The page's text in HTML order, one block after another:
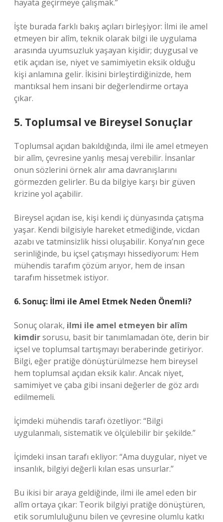
hayata geçirmeye çalışmak.”
İşte burada farklı bakış açıları birleşiyor: İlmi ile amel
etmeyen bir alîm, teknik olarak bilgi ile uygulama
arasında uyumsuzluk yaşayan kişidir; duygusal ve
etik açıdan ise, niyet ve samimiyetin eksik olduğu
kişi anlamına gelir. İkisini birleştirdiğinizde, hem
mantıksal hem insani bir değerlendirme ortaya
çıkar.
5. Toplumsal ve Bireysel Sonuçlar
Toplumsal açıdan bakıldığında, ilmi ile amel etmeyen
bir alîm, çevresine yanlış mesaj verebilir. İnsanlar
onun sözlerini örnek alır ama davranışlarını
görmezden gelirler. Bu da bilgiye karşı bir güven
krizine yol açabilir.
Bireysel açıdan ise, kişi kendi iç dünyasında çatışma
yaşar. Kendi bilgisiyle hareket etmediğinde, vicdan
azabı ve tatminsizlik hissi oluşabilir. Konya’nın gece
serinliğinde, bu içsel çatışmayı hissediyorum: Hem
mühendis tarafım çözüm arıyor, hem de insan
tarafım hissetmek istiyor.
6. Sonuç: İlmi ile Amel Etmek Neden Önemli?
Sonuç olarak, ilmi ile amel etmeyen bir alîm
kimdirsorusu, basit bir tanımlamadan öte, derin bir
içsel ve toplumsal tartışmayı beraberinde getiriyor.
Bilgi, eğer pratiğe dönüştürülmezse hem bireysel
hem toplumsal açıdan eksik kalır. Ancak niyet,
samimiyet ve çaba gibi insani değerler de göz ardı
edilmemeli.
İçimdeki mühendis tarafı özetliyor: “Bilgi
uygulanmalı, sistematik ve ölçülebilir bir şekilde.”
İçimdeki insan tarafı ekliyor: “Ama duygular, niyet ve
insanlık, bilgiyi değerli kılan esas unsurlar.”
Bu ikisi bir araya geldiğinde, ilmi ile amel eden bir
alîm ortaya çıkar: Teorik bilgiyi pratiğe dönüştüren,
etik sorumluluğunu bilen ve çevresine olumlu katkı